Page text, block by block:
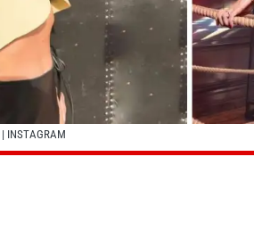
| INSTAGRAM